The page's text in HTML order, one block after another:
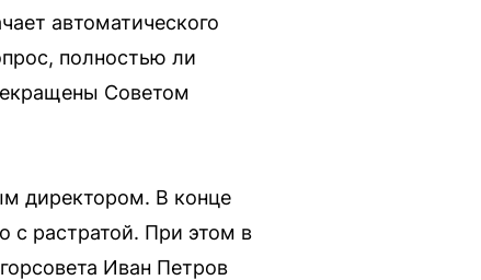
автоматического
полностью ли
Советом
директором. В конце
с растратой. При этом в
Иван Петров